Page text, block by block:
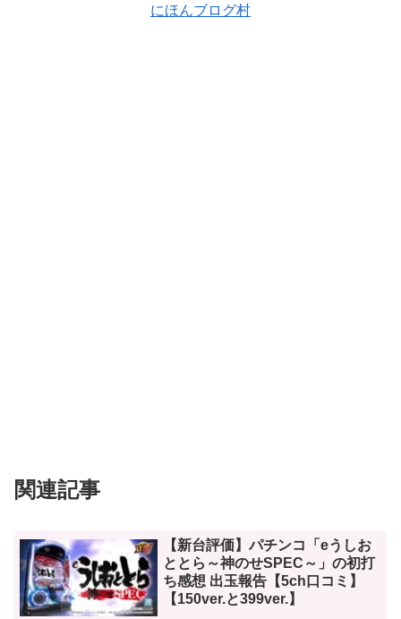
にほんブログ村
関連記事
【新台評価】パチンコ「eうしお
ととら～神のせSPEC～」の初打
ち感想 出玉報告【5ch口コミ】
【150ver.と399ver.】